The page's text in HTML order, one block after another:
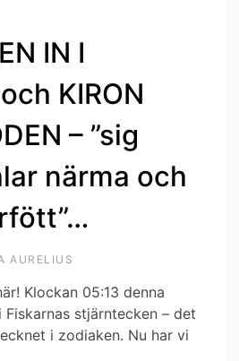
IN I
KIRON
– ”sig
närma och
AURELIUS
Klockan 05:13 denna
stjärntecken – det
i zodiaken. Nu har vi